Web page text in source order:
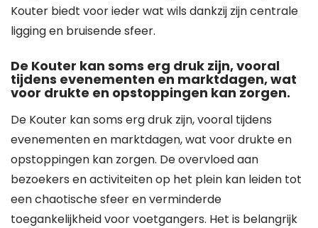
Kouter biedt voor ieder wat wils dankzij zijn centrale
ligging en bruisende sfeer.
De Kouter kan soms erg druk zijn, vooral
tijdens evenementen en marktdagen, wat
voor drukte en opstoppingen kan zorgen.
De Kouter kan soms erg druk zijn, vooral tijdens
evenementen en marktdagen, wat voor drukte en
opstoppingen kan zorgen. De overvloed aan
bezoekers en activiteiten op het plein kan leiden tot
een chaotische sfeer en verminderde
toegankelijkheid voor voetgangers. Het is belangrijk